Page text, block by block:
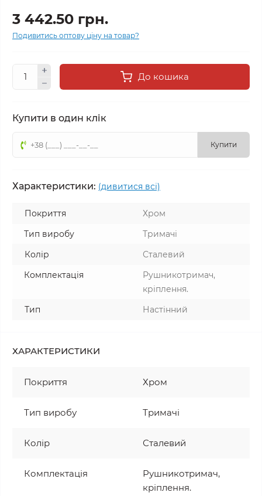
3 442.50 грн.
Подивитись оптову ціну на товар?
До кошика
Купити в один клік
Купити
Характеристики: (дивитися всі)
Покриття
Хром
Тип виробу
Тримачі
Колір
Сталевий
Комплектація
Рушникотримач,
кріплення.
Тип
Настінний
ХАРАКТЕРИСТИКИ
Покриття Хром
Тип виробу Тримачі
Колір Сталевий
Комплектація
Рушникотримач,
кріплення.